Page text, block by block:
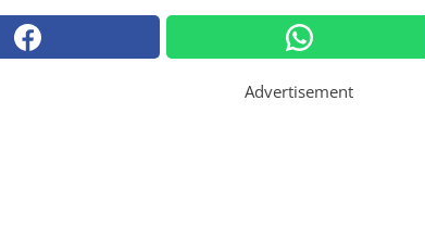
Advertisement